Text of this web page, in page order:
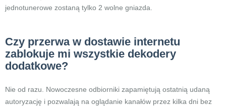
jednotunerowe zostaną tylko 2 wolne gniazda.
Czy przerwa w dostawie internetu
zablokuje mi wszystkie dekodery
dodatkowe?
Nie od razu. Nowoczesne odbiorniki zapamiętują ostatnią udaną
autoryzację i pozwalają na oglądanie kanałów przez kilka dni bez